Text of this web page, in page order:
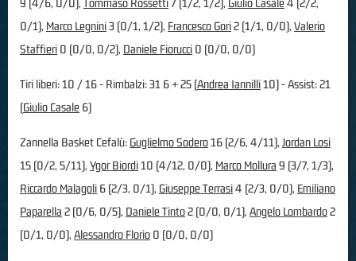
0/1), Marco Legnini3 (0/1, 1/2), Francesco Gori2 (1/1, 0/0), Valerio
Staffieri 0 (0/0, 0/2), Daniele Fiorucci 0 (0/0, 0/0)
Tiri liberi: 10 / 16 - Rimbalzi: 31 6 + 25 (Andrea Iannilli10) - Assist: 21
(Giulio Casale 6)
Zannella Basket Cefalù: Guglielmo Sodero16 (2/6, 4/11), Jordan Losi
15 (0/2, 5/11), Ygor Biordi10 (4/12, 0/0), Marco Mollura 9 (3/7, 1/3),
Riccardo Malagoli 6 (2/3, 0/1), Giuseppe Terrasi4 (2/3, 0/0), Emiliano
Paparella 2 (0/6, 0/5), Daniele Tinto2 (0/0, 0/1), Angelo Lombardo2
(0/1, 0/0), Alessandro Florio 0 (0/0, 0/0)